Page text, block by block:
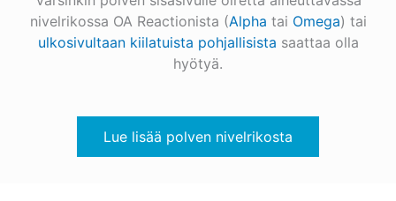
nivelrikossa OA Reactionista (Alpha tai Omega) tai
ulkosivultaan kiilatuista pohjallisista saattaa olla
hyötyä.
Lue lisää polven nivelrikosta